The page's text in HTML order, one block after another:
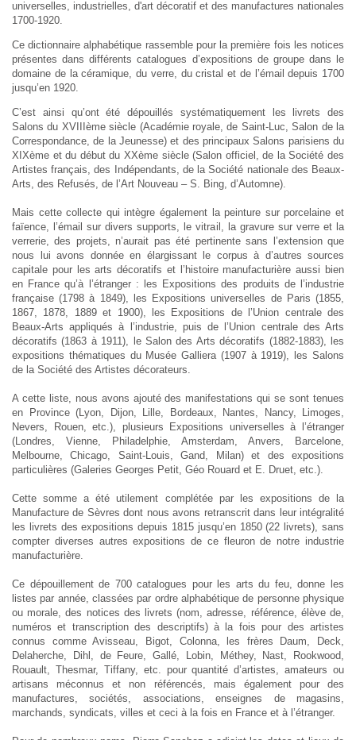
universelles, industrielles, d'art décoratif et des manufactures nationales
1700-1920.
Ce dictionnaire alphabétique rassemble pour la première fois les notices
présentes dans différents catalogues d’expositions de groupe dans le
domaine de la céramique, du verre, du cristal et de l’émail depuis 1700
jusqu’en 1920.
C’est ainsi qu’ont été dépouillés systématiquement les livrets des
Salons du XVIIIème siècle (Académie royale, de Saint-Luc, Salon de la
Correspondance, de la Jeunesse) et des principaux Salons parisiens du
XIXème et du début du XXème siècle (Salon officiel, de la Société des
Artistes français, des Indépendants, de la Société nationale des Beaux-
Arts, des Refusés, de l’Art Nouveau – S. Bing, d’Automne).
Mais cette collecte qui intègre également la peinture sur porcelaine et
faïence, l’émail sur divers supports, le vitrail, la gravure sur verre et la
verrerie, des projets, n’aurait pas été pertinente sans l’extension que
nous lui avons donnée en élargissant le corpus à d’autres sources
capitale pour les arts décoratifs et l’histoire manufacturière aussi bien
en France qu’à l’étranger : les Expositions des produits de l’industrie
française (1798 à 1849), les Expositions universelles de Paris (1855,
1867, 1878, 1889 et 1900), les Expositions de l’Union centrale des
Beaux-Arts appliqués à l’industrie, puis de l’Union centrale des Arts
décoratifs (1863 à 1911), le Salon des Arts décoratifs (1882-1883), les
expositions thématiques du Musée Galliera (1907 à 1919), les Salons
de la Société des Artistes décorateurs.
A cette liste, nous avons ajouté des manifestations qui se sont tenues
en Province (Lyon, Dijon, Lille, Bordeaux, Nantes, Nancy, Limoges,
Nevers, Rouen, etc.), plusieurs Expositions universelles à l’étranger
(Londres, Vienne, Philadelphie, Amsterdam, Anvers, Barcelone,
Melbourne, Chicago, Saint-Louis, Gand, Milan) et des expositions
particulières (Galeries Georges Petit, Géo Rouard et E. Druet, etc.).
Cette somme a été utilement complétée par les expositions de la
Manufacture de Sèvres dont nous avons retranscrit dans leur intégralité
les livrets des expositions depuis 1815 jusqu’en 1850 (22 livrets), sans
compter diverses autres expositions de ce fleuron de notre industrie
manufacturière.
Ce dépouillement de 700 catalogues pour les arts du feu, donne les
listes par année, classées par ordre alphabétique de personne physique
ou morale, des notices des livrets (nom, adresse, référence, élève de,
numéros et transcription des descriptifs) à la fois pour des artistes
connus comme Avisseau, Bigot, Colonna, les frères Daum, Deck,
Delaherche, Dihl, de Feure, Gallé, Lobin, Méthey, Nast, Rookwood,
Rouault, Thesmar, Tiffany, etc. pour quantité d’artistes, amateurs ou
artisans méconnus et non référencés, mais également pour des
manufactures, sociétés, associations, enseignes de magasins,
marchands, syndicats, villes et ceci à la fois en France et à l’étranger.